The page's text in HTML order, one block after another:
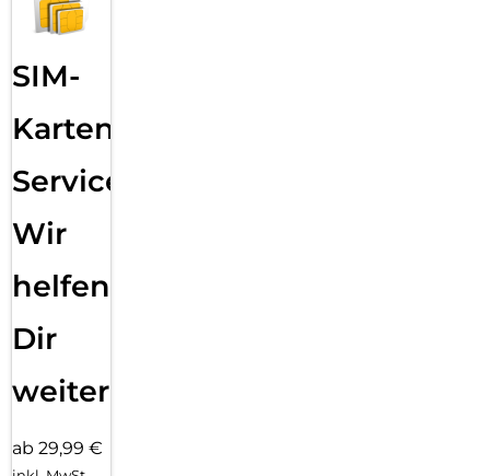
SIM-
Karten
Service:
Wir
helfen
Dir
weiter
ab 29,99 €